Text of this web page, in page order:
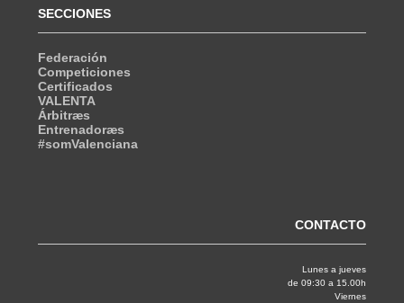
SECCIONES
Federación
Competiciones
Certificados
VALENTA
Árbitræs
Entrenadoræs
#somValenciana
CONTACTO
Lunes a jueves
de 09:30 a 15.00h
Viernes